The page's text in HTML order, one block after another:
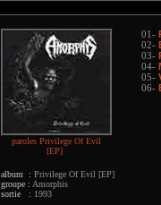
paroles Privilege Of Evil
[EP]
album : Privilege Of Evil [EP]
groupe : Amorphis
sortie : 1993
01-
02-
03-
04-
05-
06-